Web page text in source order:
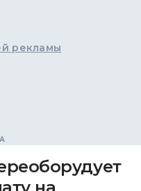
рекламы